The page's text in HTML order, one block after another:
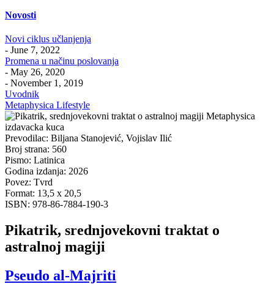
Novosti
Novi ciklus učlanjenja
- June 7, 2022
Promena u načinu poslovanja
- May 26, 2020
- November 1, 2019
Uvodnik
Metaphysica Lifestyle
Prevodilac: Biljana Stanojević, Vojislav Ilić
Broj strana: 560
Pismo: Latinica
Godina izdanja: 2026
Povez: Tvrd
Format: 13,5 x 20,5
ISBN: 978-86-7884-190-3
Pikatrik, srednjovekovni traktat o
astralnoj magiji
Pseudo al-Majriti